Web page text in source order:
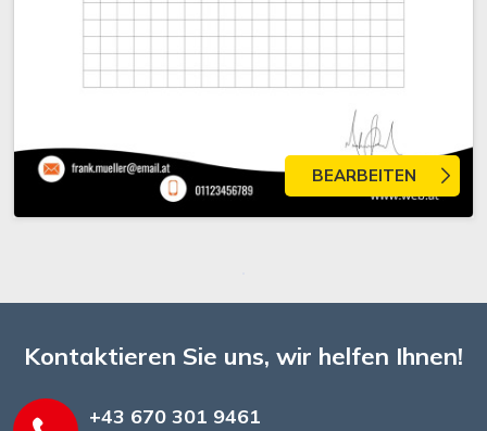
BEARBEITEN
Kontaktieren Sie uns, wir helfen Ihnen!
+43 670 301 9461